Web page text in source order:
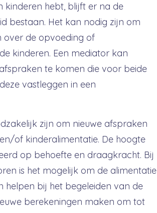
kinderen hebt, blijft er na de
bestaan. Het kan nodig zijn om
over de opvoeding of
kinderen. Een mediator kan
te komen die voor beide
vastleggen in een
zijn om nieuwe afspraken
of kinderalimentatie. De hoogte
op behoefte en draagkracht. Bij
is het mogelijk om de alimentatie
helpen bij het begeleiden van de
berekeningen maken om tot